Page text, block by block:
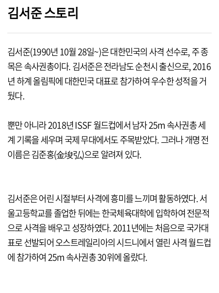
김서준 스토리
김서준(1990년 10월 28일~)은 대한민국의 사격 선수로, 주 종
목은 속사권총이다. 김서준은 전라남도 순천시 출신으로, 2016
년 하계 올림픽에 대한민국 대표로 참가하여 우수한 성적을 거
뒀다.
뿐만 아니라 2018년 ISSF 월드컵에서 남자 25m 속사권총 세
계 기록을 세우며 국제 무대에서도 주목받았다. 그러나 개명 전
이름은 김준홍(金埈弘)으로 알려져 있다.
김서준은 어린 시절부터 사격에 흥미를 느끼며 활동하였다. 서
울고등학교를 졸업한 뒤에는 한국체육대학에 입학하여 전문적
으로 사격을 배우고 성장하였다. 2011년에는 처음으로 국가대
표로 선발되어 오스트레일리아의 시드니에서 열린 사격 월드컵
에 참가하여 25m 속사권총 30위에 올랐다.